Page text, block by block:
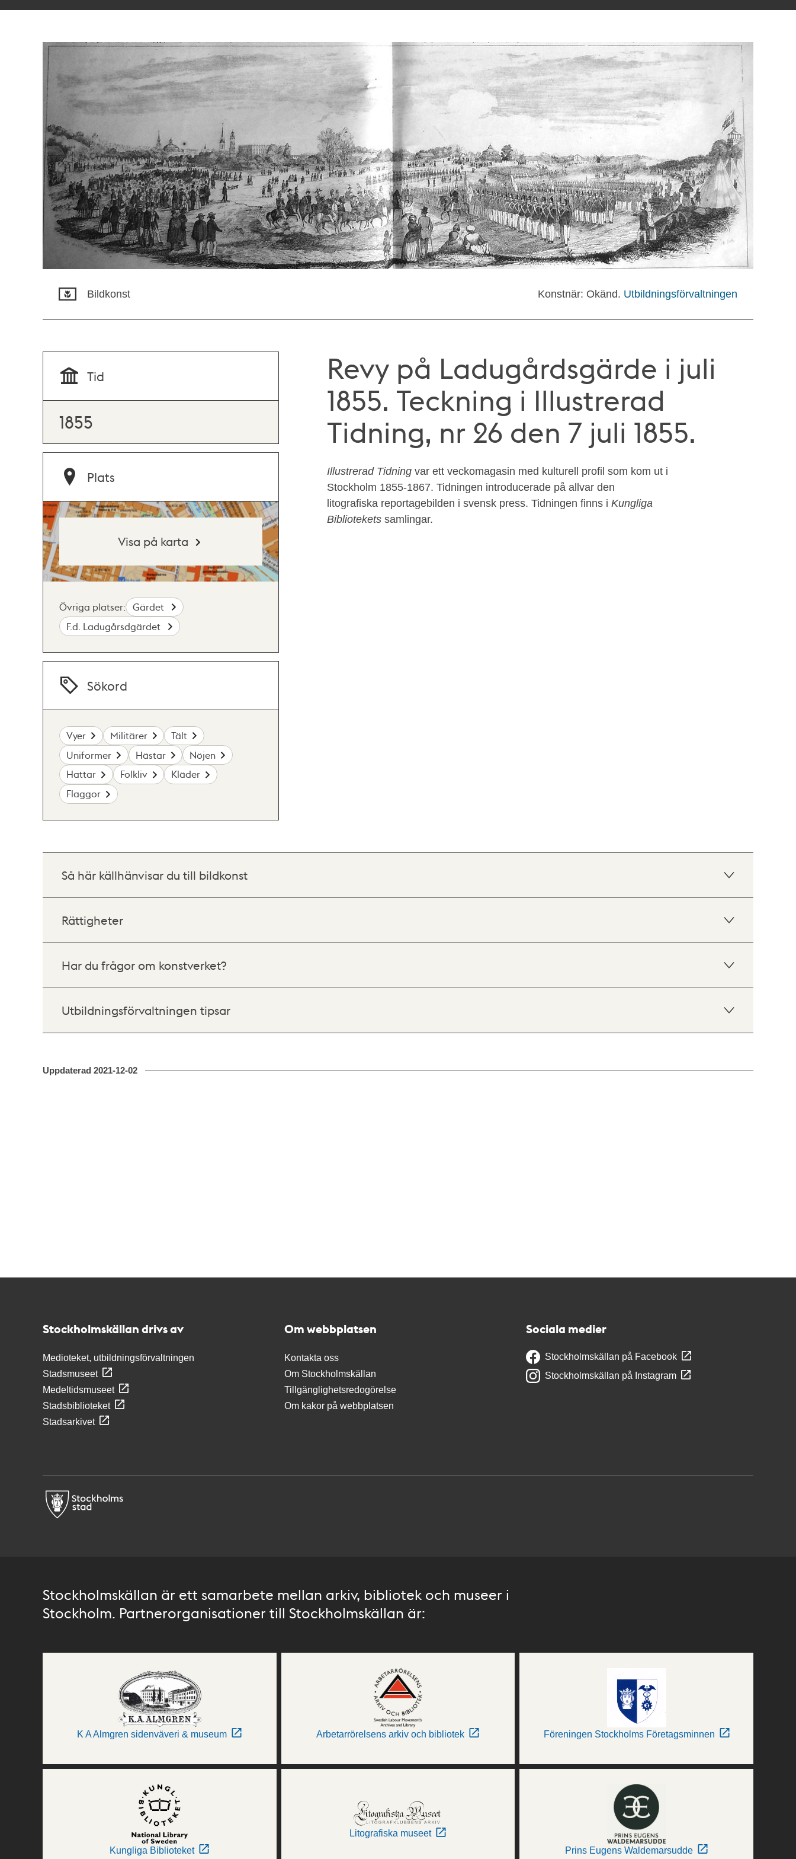
Bildkonst Konstnär: Okänd. Utbildningsförvaltningen
Revy på Ladugårdsgärde i juli
1855. Teckning i Illustrerad
Tidning, nr 26 den 7 juli 1855.
Illustrerad Tidning var ett veckomagasin med kulturell profil som kom ut i
Stockholm 1855-1867. Tidningen introducerade på allvar den
litografiska reportagebilden i svensk press. Tidningen finns i Kungliga
Bibliotekets samlingar.
Tid
1855
Plats
Visa på karta
Övriga platser:
Gärdet
F.d. Ladugårsdgärdet
Sökord
Vyer Militärer
Tält
Uniformer
Hästar
Nöjen
Hattar
Folkliv
Kläder
Flaggor
Så här källhänvisar du till bildkonst
Rättigheter
Har du frågor om konstverket?
Utbildningsförvaltningen tipsar
Uppdaterad 2021-12-02
Stockholmskällan drivs av
Medioteket, utbildningsförvaltningen
Stadsmuseet
Medeltidsmuseet
Stadsbiblioteket
Stadsarkivet
Om webbplatsen
Kontakta oss
Om Stockholmskällan
Tillgänglighetsredogörelse
Om kakor på webbplatsen
Sociala medier
Stockholmskällan på Facebook
Stockholmskällan på Instagram
Stockholmskällan är ett samarbete mellan arkiv, bibliotek och museer i
Stockholm. Partnerorganisationer till Stockholmskällan är:
K A Almgren sidenväveri & museum Arbetarrörelsens arkiv och bibliotek Föreningen Stockholms Företagsminnen
Kungliga Biblioteket
Litografiska museet
Prins Eugens Waldemarsudde